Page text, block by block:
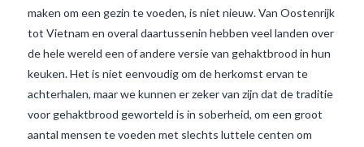
maken om een gezin te voeden, is niet nieuw. Van Oostenrijk
tot Vietnam en overal daartussenin hebben veel landen over
de hele wereld een of andere versie van gehaktbrood in hun
keuken. Het is niet eenvoudig om de herkomst ervan te
achterhalen, maar we kunnen er zeker van zijn dat de traditie
voor gehaktbrood geworteld is in soberheid, om een groot
aantal mensen te voeden met slechts luttele centen om